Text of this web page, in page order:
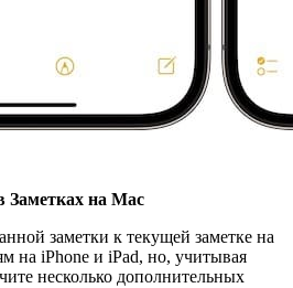
Заметках на Mac
заметки к текущей заметке на
на iPhone и iPad, но, учитывая
несколько дополнительных